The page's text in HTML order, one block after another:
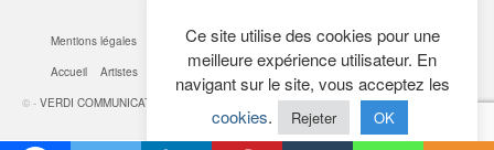
Mentions légales Cookies Confidentialité Plan du site
Contact
Accueil
Artistes Actualités Boutique
Mon Compte
© - VERDI COMMUNICATION
Ce site utilise des cookies pour une
meilleure expérience utilisateur. En
navigant sur le site, vous acceptez les
cookies. Rejeter OK